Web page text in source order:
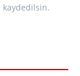
kaydedilsin.